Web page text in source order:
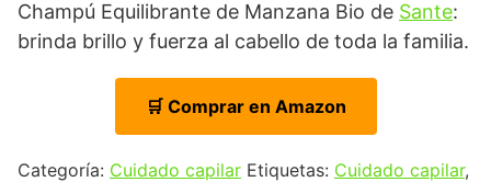
Champú Equilibrante de Manzana Bio de Sante:
brinda brillo y fuerza al cabello de toda la familia.
🛒 Comprar en Amazon
Categoría: Cuidado capilar Etiquetas: Cuidado capilar,